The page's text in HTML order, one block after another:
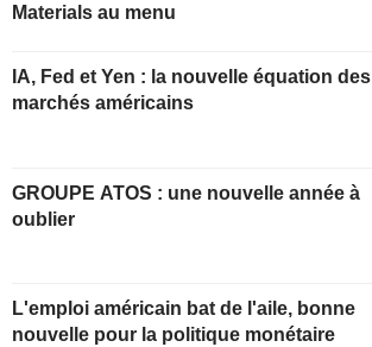
Materials au menu
IA, Fed et Yen : la nouvelle équation des
marchés américains
GROUPE ATOS : une nouvelle année à
oublier
L'emploi américain bat de l'aile, bonne
nouvelle pour la politique monétaire